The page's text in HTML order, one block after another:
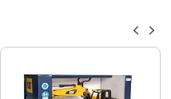
teknik og maskiner – og som gerne